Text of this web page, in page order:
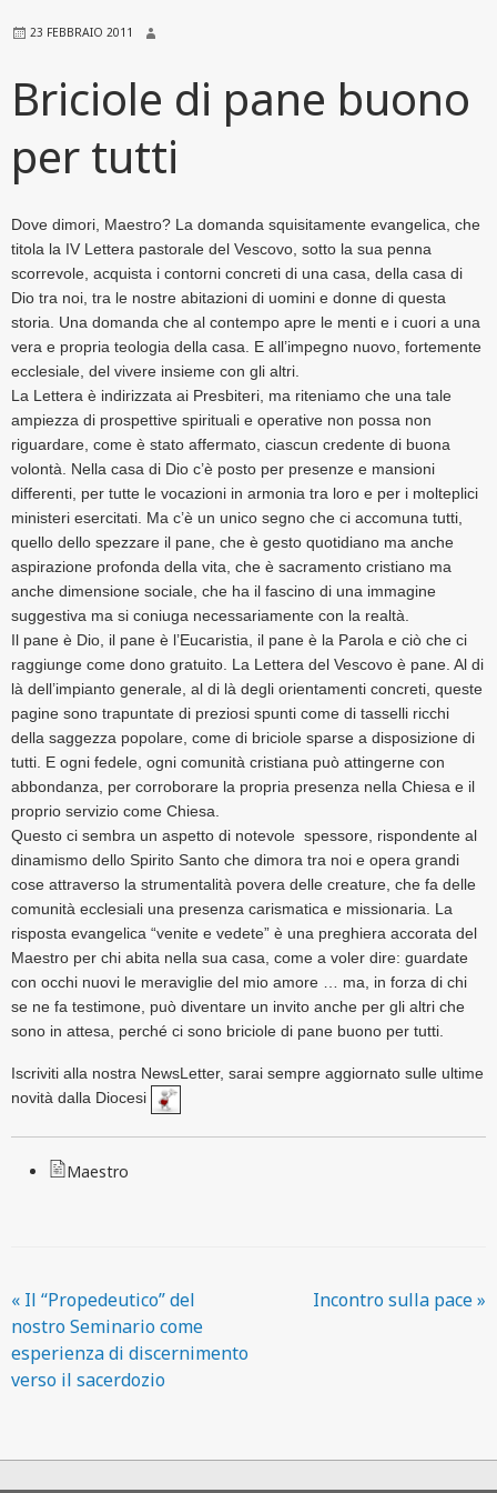
23 FEBBRAIO 2011
Briciole di pane buono
per tutti
Dove dimori, Maestro? La domanda squisitamente evangelica, che
titola la IV Lettera pastorale del Vescovo, sotto la sua penna
scorrevole, acquista i contorni concreti di una casa, della casa di
Dio tra noi, tra le nostre abitazioni di uomini e donne di questa
storia. Una domanda che al contempo apre le menti e i cuori a una
vera e propria teologia della casa. E all’impegno nuovo, fortemente
ecclesiale, del vivere insieme con gli altri.
La Lettera è indirizzata ai Presbiteri, ma riteniamo che una tale
ampiezza di prospettive spirituali e operative non possa non
riguardare, come è stato affermato, ciascun credente di buona
volontà. Nella casa di Dio c’è posto per presenze e mansioni
differenti, per tutte le vocazioni in armonia tra loro e per i molteplici
ministeri esercitati. Ma c’è un unico segno che ci accomuna tutti,
quello dello spezzare il pane, che è gesto quotidiano ma anche
aspirazione profonda della vita, che è sacramento cristiano ma
anche dimensione sociale, che ha il fascino di una immagine
suggestiva ma si coniuga necessariamente con la realtà.
Il pane è Dio, il pane è l’Eucaristia, il pane è la Parola e ciò che ci
raggiunge come dono gratuito. La Lettera del Vescovo è pane. Al di
là dell’impianto generale, al di là degli orientamenti concreti, queste
pagine sono trapuntate di preziosi spunti come di tasselli ricchi
della saggezza popolare, come di briciole sparse a disposizione di
tutti. E ogni fedele, ogni comunità cristiana può attingerne con
abbondanza, per corroborare la propria presenza nella Chiesa e il
proprio servizio come Chiesa.
Questo ci sembra un aspetto di notevole spessore, rispondente al
dinamismo dello Spirito Santo che dimora tra noi e opera grandi
cose attraverso la strumentalità povera delle creature, che fa delle
comunità ecclesiali una presenza carismatica e missionaria. La
risposta evangelica “venite e vedete” è una preghiera accorata del
Maestro per chi abita nella sua casa, come a voler dire: guardate
con occhi nuovi le meraviglie del mio amore … ma, in forza di chi
se ne fa testimone, può diventare un invito anche per gli altri che
sono in attesa, perché ci sono briciole di pane buono per tutti.
Iscriviti alla nostra NewsLetter, sarai sempre aggiornato sulle ultime
novità dalla Diocesi
Maestro
« Il “Propedeutico” del
nostro Seminario come
esperienza di discernimento
verso il sacerdozio
Incontro sulla pace»